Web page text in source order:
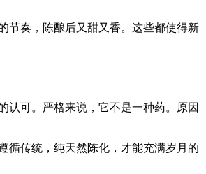
节奏，陈酿后又甜又香。这些都使得新
认可。严格来说，它不是一种药。原因
循传统，纯天然陈化，才能充满岁月的